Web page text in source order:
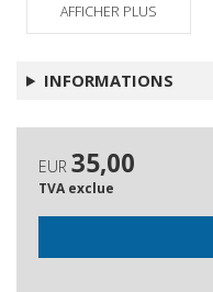
AFFICHER PLUS
INFORMATIONS
EUR 35,00
TVA exclue